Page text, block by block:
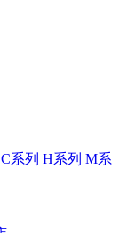
C系列 H系列 M系